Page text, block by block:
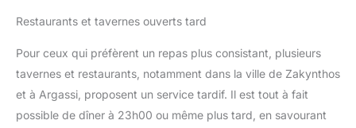
Restaurants et tavernes ouverts tard
Pour ceux qui préfèrent un repas plus consistant, plusieurs
tavernes et restaurants, notamment dans la ville de Zakynthos
et à Argassi, proposent un service tardif. Il est tout à fait
possible de dîner à 23h00 ou même plus tard, en savourant